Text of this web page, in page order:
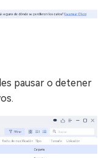
pausar o detener